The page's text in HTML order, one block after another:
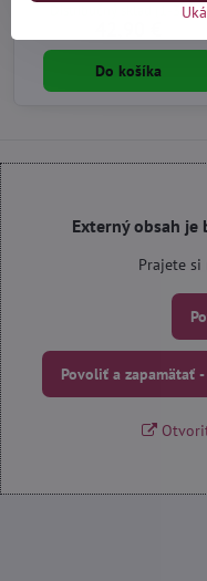
Distribučný sklad (1-3 dni)
Do košíka
Externý obsah
Prajete si
Povoliť a zapamätať